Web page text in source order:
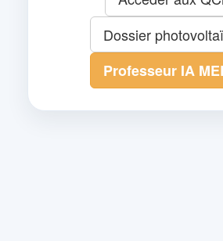
Dossier
Professeur IA